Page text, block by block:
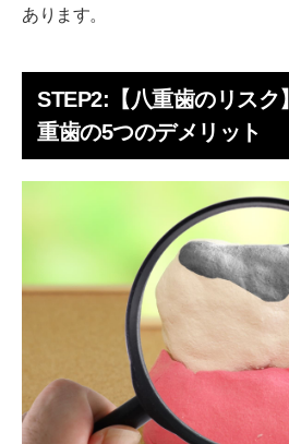
あります。
STEP2:【八重歯のリスク
重歯の5つのデメリット